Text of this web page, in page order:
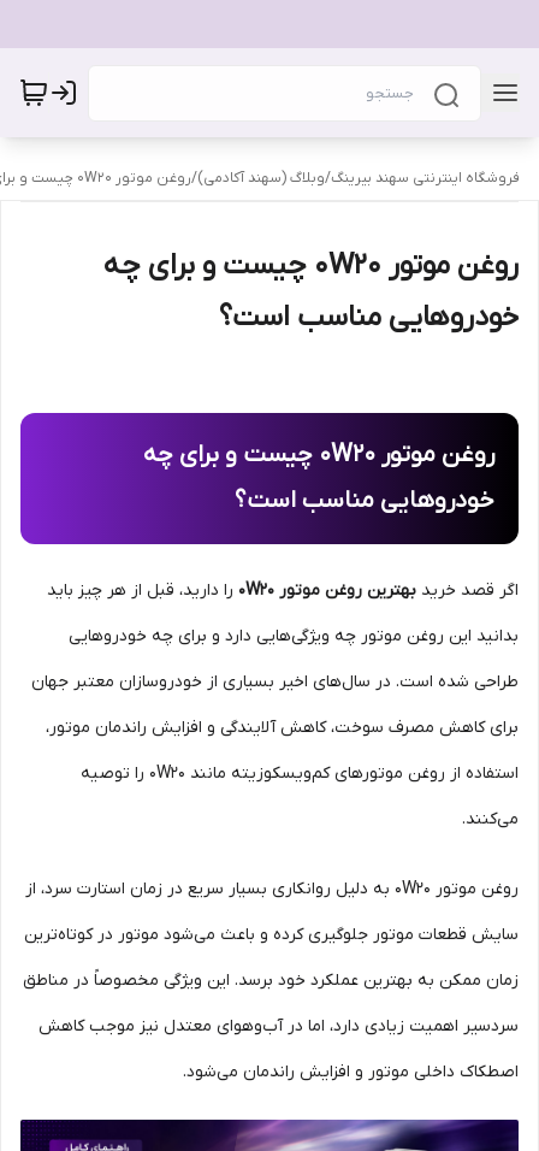
فروشگاه اینترنتی سهند بیرینگ/وبلاگ (سهند آکادمی)/روغن موتور 0W20 چیست و برای چه خودروهایی مناسب است؟
روغن موتور 0W20 چیست و برای چه
خودروهایی مناسب است؟
روغن موتور 0W20 چیست و برای چه
خودروهایی مناسب است؟
اگر قصد خرید بهترین روغن موتور 0W20
را دارید، قبل از هر چیز باید
بدانید این روغن موتور چه ویژگی‌هایی دارد و برای چه خودروهایی
طراحی شده است. در سال‌های اخیر بسیاری از خودروسازان معتبر جهان
برای کاهش مصرف سوخت، کاهش آلایندگی و افزایش راندمان موتور،
استفاده از روغن موتورهای کم‌ویسکوزیته مانند 0W20 را توصیه
می‌کنند.
روغن موتور 0W20 به دلیل روانکاری بسیار سریع در زمان استارت سرد، از
سایش قطعات موتور جلوگیری کرده و باعث می‌شود موتور در کوتاه‌ترین
زمان ممکن به بهترین عملکرد خود برسد. این ویژگی مخصوصاً در مناطق
سردسیر اهمیت زیادی دارد، اما در آب‌وهوای معتدل نیز موجب کاهش
اصطکاک داخلی موتور و افزایش راندمان می‌شود.